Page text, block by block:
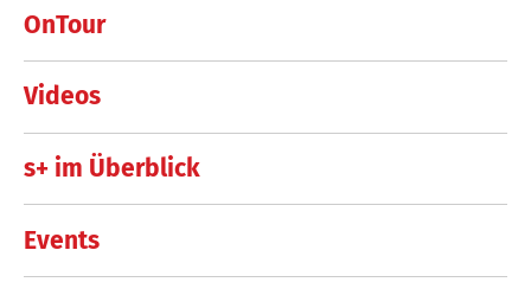
OnTour
Videos
s+ im Überblick
Events